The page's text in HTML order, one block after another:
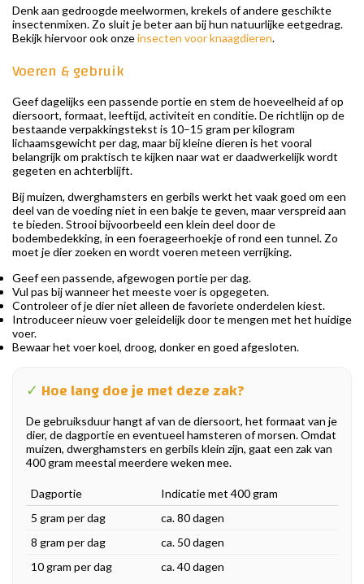
Denk aan gedroogde meelwormen, krekels of andere geschikte
insectenmixen. Zo sluit je beter aan bij hun natuurlijke eetgedrag.
Bekijk hiervoor ook onzeinsecten voor knaagdieren.
Voeren & gebruik
Geef dagelijks een passende portie en stem de hoeveelheid af op
diersoort, formaat, leeftijd, activiteit en conditie. De richtlijn op de
bestaande verpakkingstekst is 10–15 gram per kilogram
lichaamsgewicht per dag, maar bij kleine dieren is het vooral
belangrijk om praktisch te kijken naar wat er daadwerkelijk wordt
gegeten en achterblijft.
Bij muizen, dwerghamsters en gerbils werkt het vaak goed om een
deel van de voeding niet in een bakje te geven, maar verspreid aan
te bieden. Strooi bijvoorbeeld een klein deel door de
bodembedekking, in een foerageerhoekje of rond een tunnel. Zo
moet je dier zoeken en wordt voeren meteen verrijking.
Geef een passende, afgewogen portie per dag.
Vul pas bij wanneer het meeste voer is opgegeten.
Controleer of je dier niet alleen de favoriete onderdelen kiest.
Introduceer nieuw voer geleidelijk door te mengen met het huidige
voer.
Bewaar het voer koel, droog, donker en goed afgesloten.
✓ Hoe lang doe je met deze zak?
De gebruiksduur hangt af van de diersoort, het formaat van je
dier, de dagportie en eventueel hamsteren of morsen. Omdat
muizen, dwerghamsters en gerbils klein zijn, gaat een zak van
400 gram meestal meerdere weken mee.
Dagportie
Indicatie met 400 gram
5 gram per dag
ca. 80 dagen
8 gram per dag
ca. 50 dagen
10 gram per dag
ca. 40 dagen